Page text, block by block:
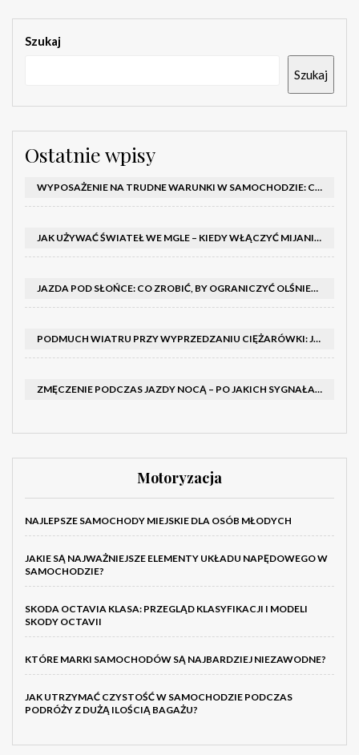
Szukaj
Szukaj
Ostatnie wpisy
WYPOSAŻENIE NA TRUDNE WARUNKI W SAMOCHODZIE: CO MIEĆ ZIMĄ, W TRASIE I NA WYPADEK AWARII
JAK UŻYWAĆ ŚWIATEŁ WE MGLE – KIEDY WŁĄCZYĆ MIJANIA I PRZECIWMGIELNE ORAZ CZEGO NIE ROBIĆ
JAZDA POD SŁOŃCE: CO ZROBIĆ, BY OGRANICZYĆ OLŚNIENIE I POPRAWIĆ WIDOCZNOŚĆ
PODMUCH WIATRU PRZY WYPRZEDZANIU CIĘŻARÓWKI: JAK UTRZYMAĆ TOR JAZDY I OPANOWAĆ AUTO
ZMĘCZENIE PODCZAS JAZDY NOCĄ – PO JAKICH SYGNAŁACH ROZPOZNAĆ SENNOŚĆ ZA KIEROWNICĄ I KIEDY ZROBIĆ PRZERWĘ
Motoryzacja
NAJLEPSZE SAMOCHODY MIEJSKIE DLA OSÓB MŁODYCH
JAKIE SĄ NAJWAŻNIEJSZE ELEMENTY UKŁADU NAPĘDOWEGO W
SAMOCHODZIE?
SKODA OCTAVIA KLASA: PRZEGLĄD KLASYFIKACJI I MODELI
SKODY OCTAVII
KTÓRE MARKI SAMOCHODÓW SĄ NAJBARDZIEJ NIEZAWODNE?
JAK UTRZYMAĆ CZYSTOŚĆ W SAMOCHODZIE PODCZAS
PODRÓŻY Z DUŻĄ ILOŚCIĄ BAGAŻU?